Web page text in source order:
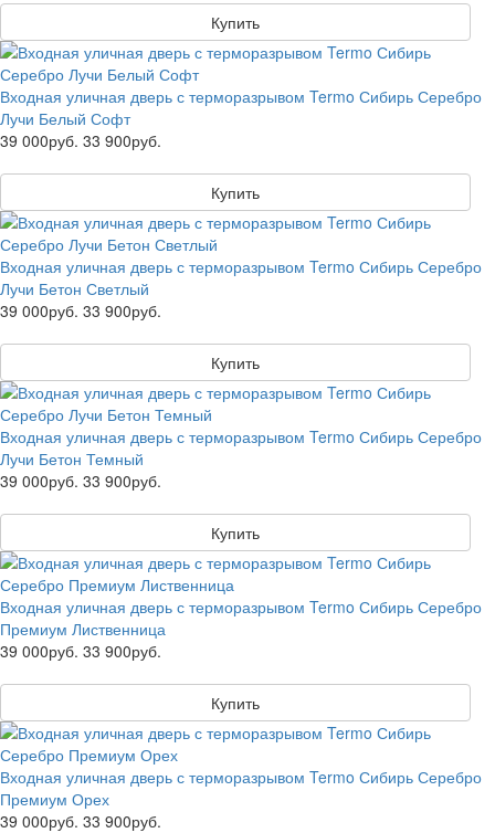
Купить
Входная уличная дверь с терморазрывом Termo Сибирь Серебро
Лучи Белый Софт
39 000руб. 33 900руб.
Купить
Входная уличная дверь с терморазрывом Termo Сибирь Серебро
Лучи Бетон Светлый
39 000руб. 33 900руб.
Купить
Входная уличная дверь с терморазрывом Termo Сибирь Серебро
Лучи Бетон Темный
39 000руб. 33 900руб.
Купить
Входная уличная дверь с терморазрывом Termo Сибирь Серебро
Премиум Лиственница
39 000руб. 33 900руб.
Купить
Входная уличная дверь с терморазрывом Termo Сибирь Серебро
Премиум Орех
39 000руб. 33 900руб.